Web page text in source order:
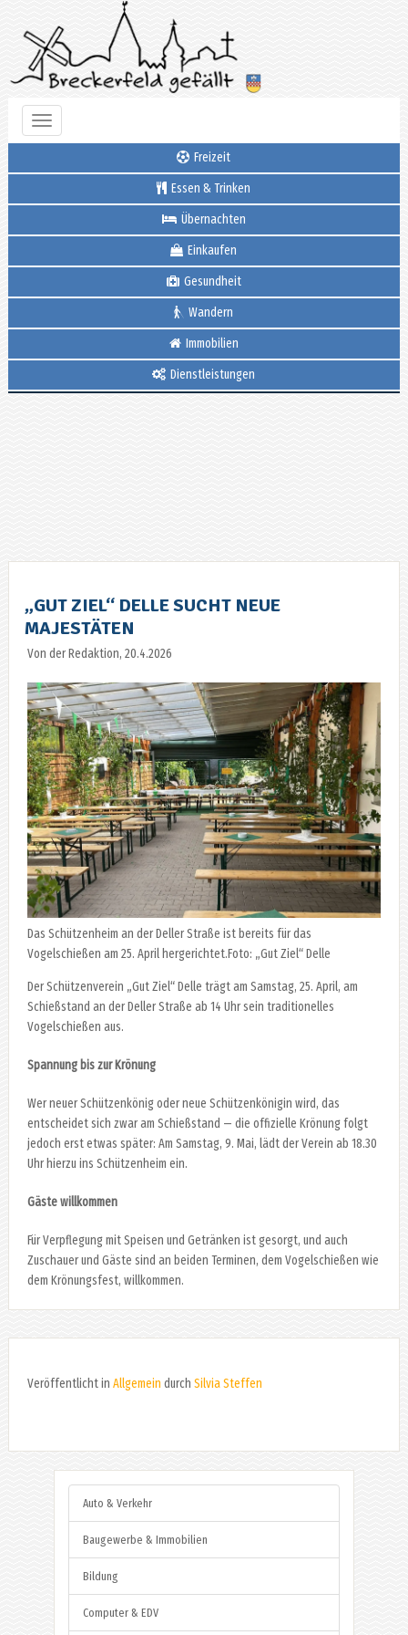
Toggle
navigation
Freizeit
Essen & Trinken
Übernachten
Einkaufen
Gesundheit
Wandern
Immobilien
Dienstleistungen
„GUT ZIEL“ DELLE SUCHT NEUE
MAJESTÄTEN
Von der Redaktion, 20.4.2026
Das Schützenheim an der Deller Straße ist bereits für das
Vogelschießen am 25. April hergerichtet.Foto: „Gut Ziel“ Delle
Der Schützenverein „Gut Ziel“ Delle trägt am Samstag, 25. April, am
Schießstand an der Deller Straße ab 14 Uhr sein traditionelles
Vogelschießen aus.
Spannung bis zur Krönung
Wer neuer Schützenkönig oder neue Schützenkönigin wird, das
entscheidet sich zwar am Schießstand — die offizielle Krönung folgt
jedoch erst etwas später: Am Samstag, 9. Mai, lädt der Verein ab 18.30
Uhr hierzu ins Schützenheim ein.
Gäste willkommen
Für Verpflegung mit Speisen und Getränken ist gesorgt, und auch
Zuschauer und Gäste sind an beiden Terminen, dem Vogelschießen wie
dem Krönungsfest, willkommen.
Veröffentlicht in Allgemein durch Silvia Steffen
Auto & Verkehr
Baugewerbe & Immobilien
Bildung
Computer & EDV